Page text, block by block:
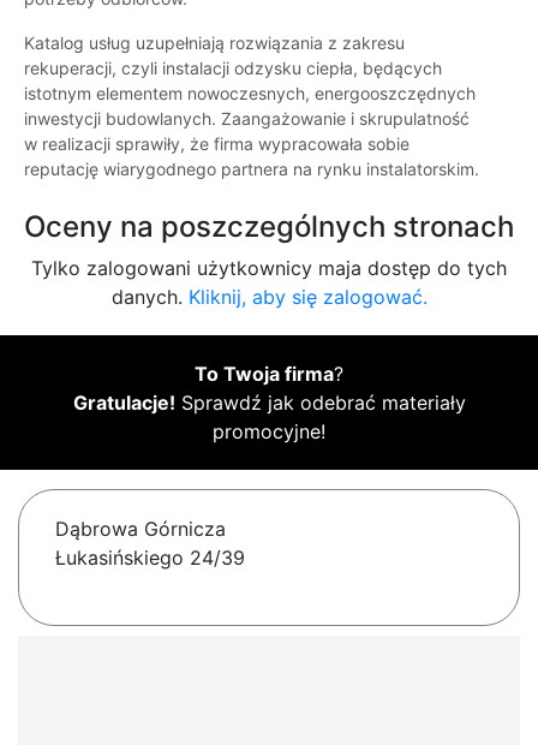
Katalog usług uzupełniają rozwiązania z zakresu
rekuperacji, czyli instalacji odzysku ciepła, będących
istotnym elementem nowoczesnych, energooszczędnych
inwestycji budowlanych. Zaangażowanie i skrupulatność
w realizacji sprawiły, że firma wypracowała sobie
reputację wiarygodnego partnera na rynku instalatorskim.
Oceny na poszczególnych stronach
Tylko zalogowani użytkownicy maja dostęp do tych
danych. Kliknij, aby się zalogować.
To Twoja firma?
Gratulacje! Sprawdź jak odebrać materiały
promocyjne!
Dąbrowa Górnicza
Łukasińskiego 24/39